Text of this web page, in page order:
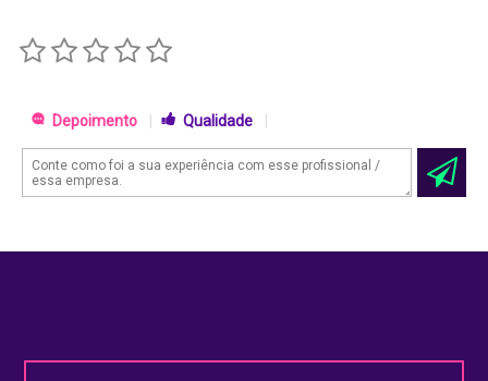
Depoimento Qualidade